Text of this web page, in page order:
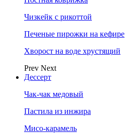
Чизкейк с рикоттой
Печеные пирожки на кефире
Хворост на воде хрустящий
Prev Next
Дессерт
Чак-чак медовый
Пастила из инжира
Мисо-карамель